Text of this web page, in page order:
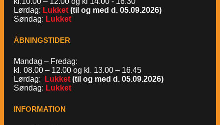
Lørdag: Lukket (til og med d. 05.09.2026)
Søndag: Lukket
ÅBNINGSTIDER
Mandag – Fredag:
kl. 08.00 – 12.00 og kl. 13.00 – 16.45
Lørdag:
Lukket (til og med d. 05.09.2026)
Søndag: Lukket
INFORMATION